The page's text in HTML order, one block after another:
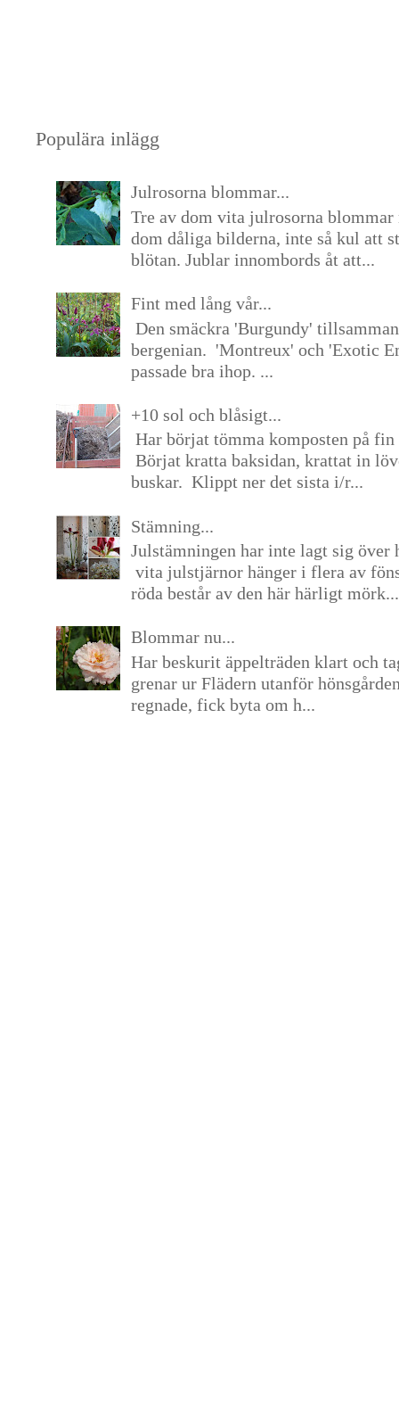
Populära inlägg
Julrosorna blommar...
Tre av dom vita julrosorna blommar
dom dåliga bilderna, inte så kul att
blötan. Jublar innombords åt att...
Fint med lång vår...
Den smäckra 'Burgundy'
bergenian. 'Montreux' och 'Exotic
passade bra ihop. ...
+10 sol och blåsigt...
Har börjat tömma komposten på
Börjat kratta baksidan, krattat in
buskar. Klippt ner det sista i/r...
Stämning...
Julstämningen har inte lagt sig över
vita julstjärnor hänger i flera av
röda består av den här härligt mörk...
Blommar nu...
Har beskurit äppelträden klart och
grenar ur Flädern utanför
regnade, fick byta om h...